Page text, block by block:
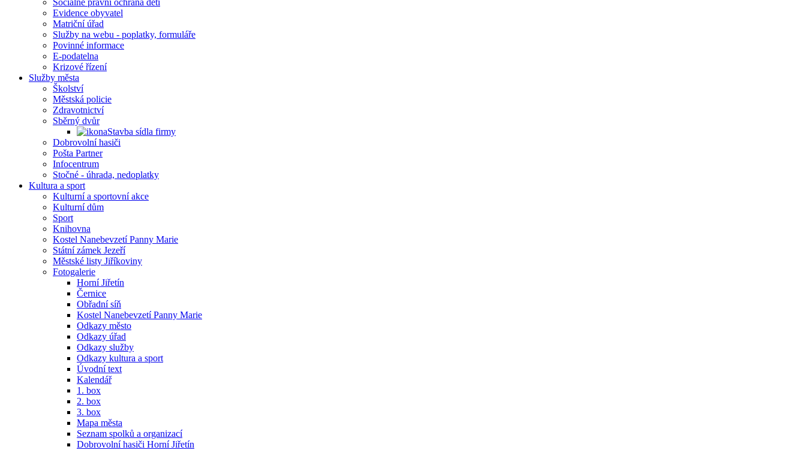
Sociálně právní ochrana dětí
Evidence obyvatel
Matriční úřad
Služby na webu - poplatky, formuláře
Povinné informace
E-podatelna
Krizové řízení
Služby města
Školství
Městská policie
Zdravotnictví
Sběrný dvůr
Stavba sídla firmy
Dobrovolní hasiči
Pošta Partner
Infocentrum
Stočné - úhrada, nedoplatky
Kultura a sport
Kulturní a sportovní akce
Kulturní dům
Sport
Knihovna
Kostel Nanebevzetí Panny Marie
Státní zámek Jezeří
Městské listy Jiříkoviny
Fotogalerie
Horní Jiřetín
Černice
Obřadní síň
Kostel Nanebevzetí Panny Marie
Odkazy město
Odkazy úřad
Odkazy služby
Odkazy kultura a sport
Úvodní text
Kalendář
1. box
2. box
3. box
Mapa města
Seznam spolků a organizací
Dobrovolní hasiči Horní Jiřetín